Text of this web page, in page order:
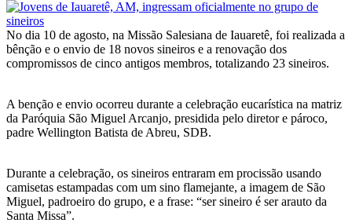
No dia 10 de agosto, na Missão Salesiana de Iauaretê, foi realizada a
bênção e o envio de 18 novos sineiros e a renovação dos
compromissos de cinco antigos membros, totalizando 23 sineiros.
A benção e envio ocorreu durante a celebração eucarística na matriz
da Paróquia São Miguel Arcanjo, presidida pelo diretor e pároco,
padre Wellington Batista de Abreu, SDB.
Durante a celebração, os sineiros entraram em procissão usando
camisetas estampadas com um sino flamejante, a imagem de São
Miguel, padroeiro do grupo, e a frase: “ser sineiro é ser arauto da
Santa Missa”.